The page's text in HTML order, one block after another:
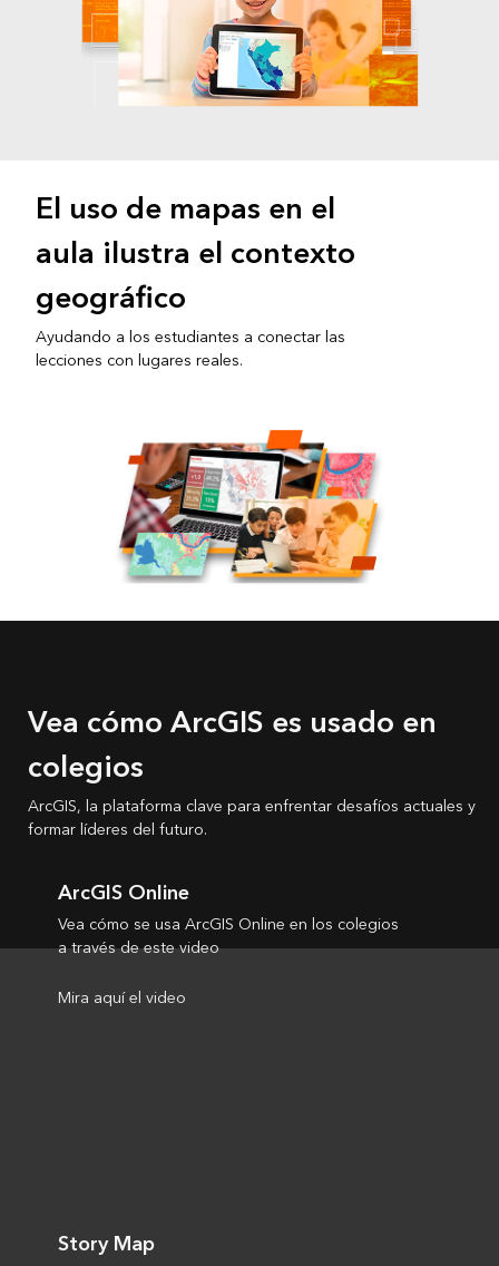
El uso de mapas en el
aula ilustra el contexto
geográfico
Ayudando a los estudiantes a conectar las
lecciones con lugares reales.
Vea cómo ArcGIS es usado en
colegios
ArcGIS, la plataforma clave para enfrentar desafíos actuales y
formar líderes del futuro.
ArcGIS Online
Vea cómo se usa ArcGIS Online en los colegios
a través de este video
Mira aquí el video
Story Map